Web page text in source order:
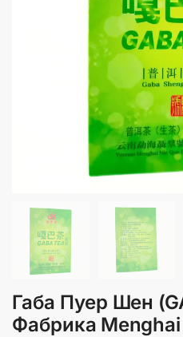
Габа Пуер Шен
Фабрика Menghai